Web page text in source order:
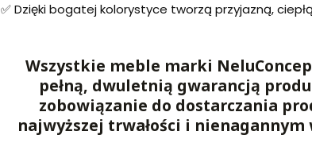
✅ Dzięki bogatej kolorystyce tworzą przyjazną,
Wszystkie meble marki
pełną, dwuletnią gwarancją
zobowiązanie do dostarczania
najwyższej trwałości i nienagannym